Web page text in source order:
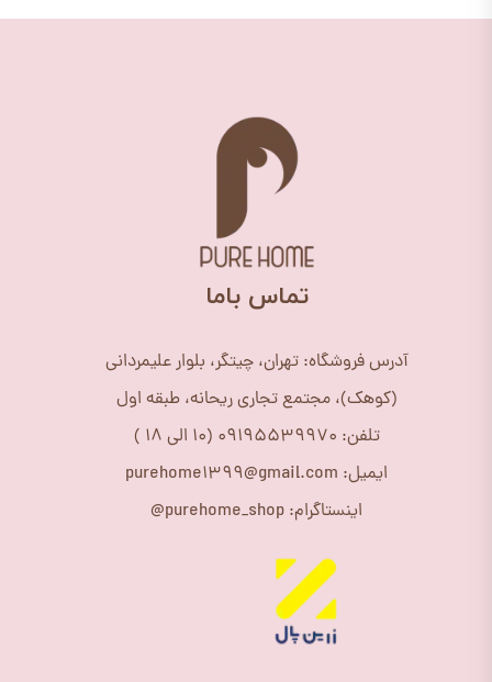
​تماس باما
آدرس فروشگاه: تهران، چیتگر، بلوار علیمردانی
(کوهک)، مجتمع تجاری ریحانه، طبقه اول
تلفن: 09195539970 (10 الی 18 )
ایمیل: purehome1399@gmail.com
اینستاگرام: purehome_shop@